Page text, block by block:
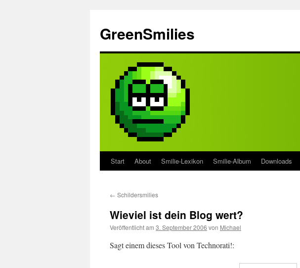
springen
GreenSmilies
Start About Smilie-Lexikon Smilie-Album Downloads
← Schildersmilies
Wieviel ist dein Blog wert?
Veröffentlicht am 3. September 2006 von Michael
Sagt einem dieses Tool von Technorati!: